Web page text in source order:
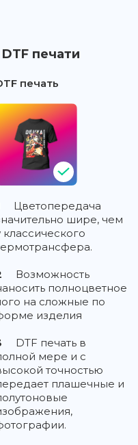
печати
печать
Цветопередача
шире, чем
классического
Возможность
полноцветное
на сложные по
изделия
DTF печать в
мере и с
точностью
плашечные и